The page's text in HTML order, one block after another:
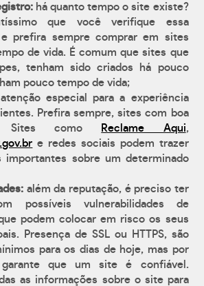
há quanto tempo o site existe?
que você verifique essa
prefira sempre comprar em sites
de vida. É comum que sites que
tenham sido criados há pouco
pouco tempo de vida;
atenção especial para a experiência
Prefira sempre, sites com boa
Sites como
Reclame Aqui,
e redes sociais podem trazer
importantes sobre um determinado
além da reputação, é preciso ter
possíveis vulnerabilidades de
podem colocar em risco os seus
Presença de SSL ou HTTPS, são
para os dias de hoje, mas por
que um site é confiável.
as informações sobre o site para